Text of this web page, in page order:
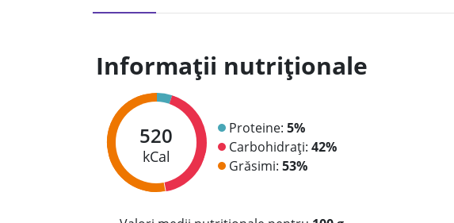
Informații nutriționale
520
kCal
Proteine: 5%
Carbohidrați: 42%
Grăsimi: 53%